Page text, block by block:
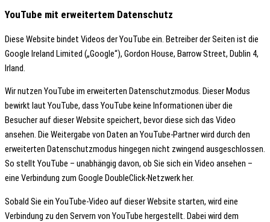
YouTube mit erweitertem Datenschutz
Diese Website bindet Videos der YouTube ein. Betreiber der Seiten ist die
Google Ireland Limited („Google“), Gordon House, Barrow Street, Dublin 4,
Irland.
Wir nutzen YouTube im erweiterten Datenschutzmodus. Dieser Modus
bewirkt laut YouTube, dass YouTube keine Informationen über die
Besucher auf dieser Website speichert, bevor diese sich das Video
ansehen. Die Weitergabe von Daten an YouTube-Partner wird durch den
erweiterten Datenschutzmodus hingegen nicht zwingend ausgeschlossen.
So stellt YouTube – unabhängig davon, ob Sie sich ein Video ansehen –
eine Verbindung zum Google DoubleClick-Netzwerk her.
Sobald Sie ein YouTube-Video auf dieser Website starten, wird eine
Verbindung zu den Servern von YouTube hergestellt. Dabei wird dem